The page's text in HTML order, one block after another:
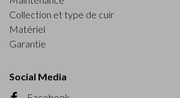
Collection et type de cuir
Matériel
Garantie
Social Media